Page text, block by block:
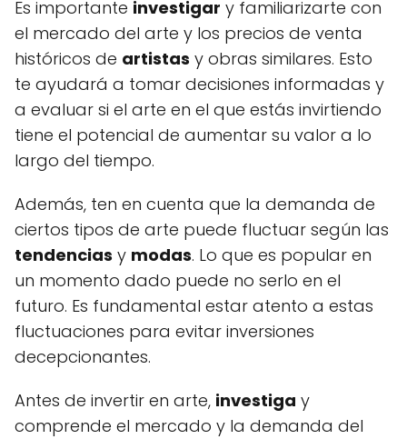
Es importante investigar y familiarizarte con
el mercado del arte y los precios de venta
históricos de artistas y obras similares. Esto
te ayudará a tomar decisiones informadas y
a evaluar si el arte en el que estás invirtiendo
tiene el potencial de aumentar su valor a lo
largo del tiempo.
Además, ten en cuenta que la demanda de
ciertos tipos de arte puede fluctuar según las
tendencias y modas. Lo que es popular en
un momento dado puede no serlo en el
futuro. Es fundamental estar atento a estas
fluctuaciones para evitar inversiones
decepcionantes.
Antes de invertir en arte, investiga y
comprende el mercado y la demanda del